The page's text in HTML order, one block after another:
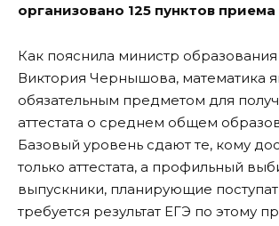
организовано 125 пунктов
Как пояснила министр
Виктория Чернышова, математика
обязательным предметом для
аттестата о среднем общем
Базовый уровень сдают те, кому
только аттестата, а профильный
выпускники, планирующие
требуется результат ЕГЭ по этому